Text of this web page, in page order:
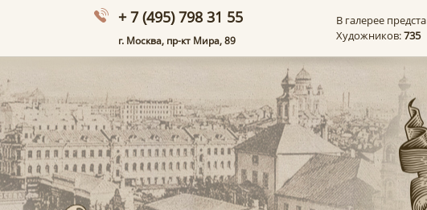
+ 7 (495) 798 31 55
г. Москва, пр-кт Мира, 89
В галерее
Художников:735